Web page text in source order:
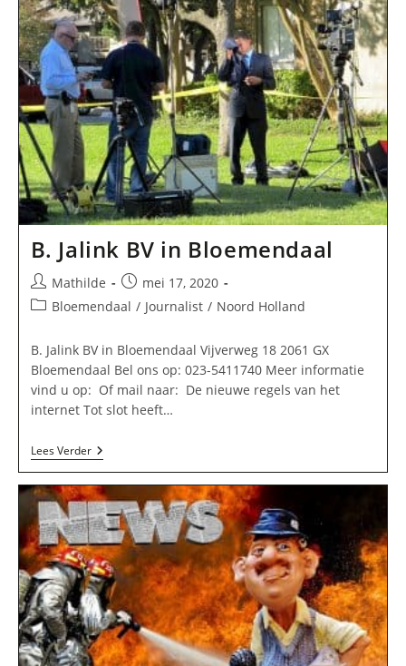
B. Jalink BV in Bloemendaal
Bericht
auteur:
Mathilde
Bericht
gepubliceerd
mei 17, 2020
Berichtcategorie:
Bloemendaal / Journalist / Noord Holland
B. Jalink BV in Bloemendaal Vijverweg 18 2061 GX
Bloemendaal Bel ons op: 023-5411740 Meer informatie
vind u op: Of mail naar: De nieuwe regels van het
internet Tot slot heeft…
Lees VerderB.
Jalink
In
Bloemendaal